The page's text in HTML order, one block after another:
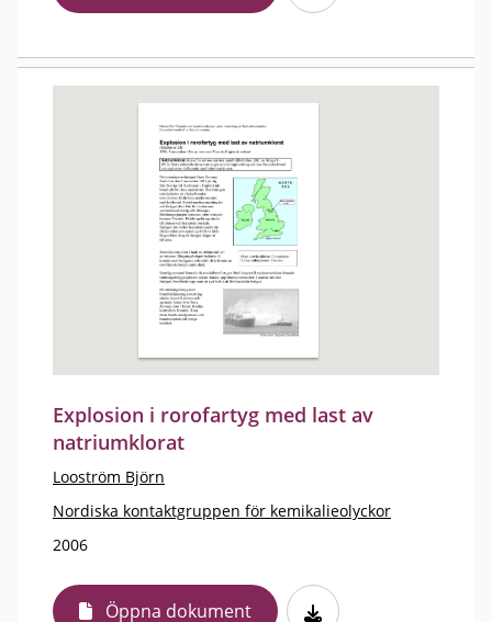
Explosion i rorofartyg med last av
natriumklorat
Looström Björn
Nordiska kontaktgruppen för kemikalieolyckor
2006
Öppna dokument